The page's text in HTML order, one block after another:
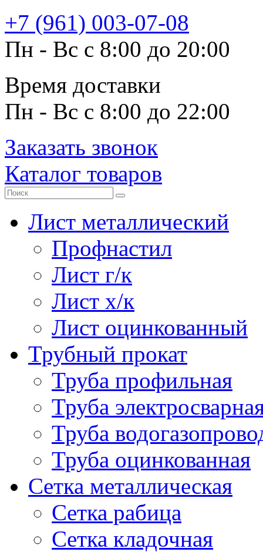
+7 (961) 003-07-08
Пн - Вс с 8:00 до 20:00
Время доставки
Пн - Вс с 8:00 до 22:00
Заказать звонок
Каталог товаров
Лист металлический
Профнастил
Лист г/к
Лист х/к
Лист оцинкованный
Трубный прокат
Труба профильная
Труба
Труба
Труба оцинкованная
Сетка металлическая
Сетка рабица
Сетка кладочная